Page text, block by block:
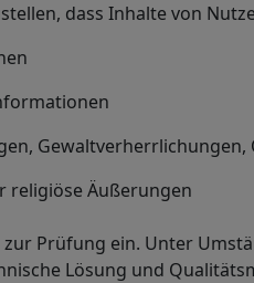
dass Inhalte von
religiöse Äußerungen
zur Prüfung ein. Unter
Lösung und